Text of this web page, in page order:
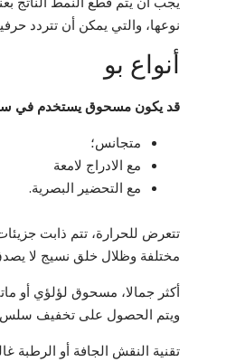
نوعها، والتي يمكن أن تتردد
أنواع بو
قد يكون مسحوق يستخدم في
متجانس؛
مع الادراج لامعة
مع التحضير البصرية.
مختلفة وظلال خلق نسيج لا
أكثر جمالا، مسحوق لؤلؤي أو
ويتم الحصول على تخفيف
تقنية النقش الجافة أو الرطبة